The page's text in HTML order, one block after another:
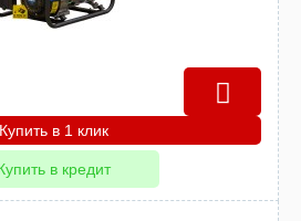
Купить в 1 клик
в кредит